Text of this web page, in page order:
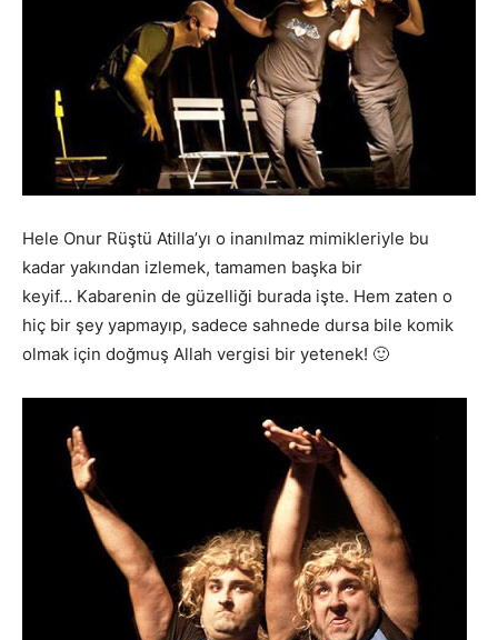
Hele Onur Rüştü Atilla’yı o inanılmaz mimikleriyle bu
kadar yakından izlemek, tamamen başka bir
keyif… Kabarenin de güzelliği burada işte. Hem zaten o
hiç bir şey yapmayıp, sadece sahnede dursa bile komik
olmak için doğmuş Allah vergisi bir yetenek! 🙂